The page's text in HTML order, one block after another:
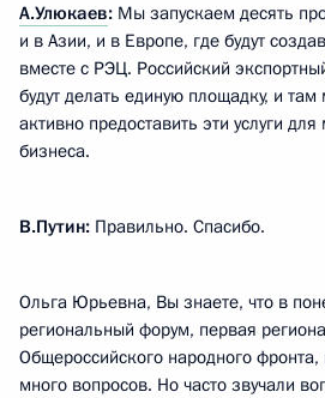
А.Улюкаев: Мы запускаем десять
и в Азии, и в Европе, где будут
вместе с РЭЦ. Российский
будут делать единую площадку, и
активно предоставить эти услуги
бизнеса.
В.Путин: Правильно. Спасибо.
Ольга Юрьевна, Вы знаете, что в
региональный форум, первая
Общероссийского народного
много вопросов. Но часто звучали